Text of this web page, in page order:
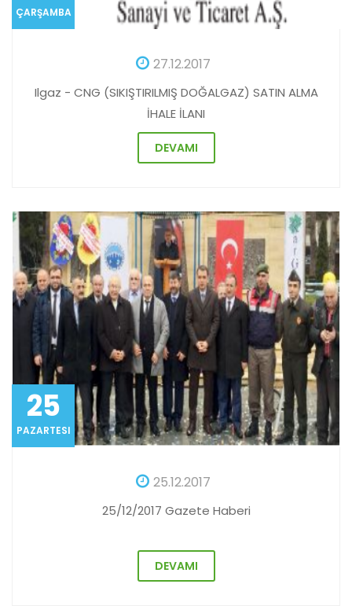
ÇARŞAMBA
27.12.2017
Ilgaz - CNG (SIKIŞTIRILMIŞ DOĞALGAZ) SATIN ALMA
İHALE İLANI
DEVAMI
25
PAZARTESI
25.12.2017
25/12/2017 Gazete Haberi
DEVAMI